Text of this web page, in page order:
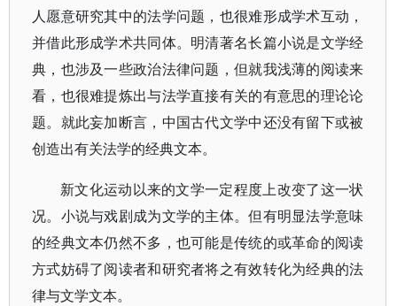
人愿意研究其中的法学问题，也很难形成学术互动，
并借此形成学术共同体。明清著名长篇小说是文学经
典，也涉及一些政治法律问题，但就我浅薄的阅读来
看，也很难提炼出与法学直接有关的有意思的理论论
题。就此妄加断言，中国古代文学中还没有留下或被
创造出有关法学的经典文本。
新文化运动以来的文学一定程度上改变了这一状
况。小说与戏剧成为文学的主体。但有明显法学意味
的经典文本仍然不多，也可能是传统的或革命的阅读
方式妨碍了阅读者和研究者将之有效转化为经典的法
律与文学文本。